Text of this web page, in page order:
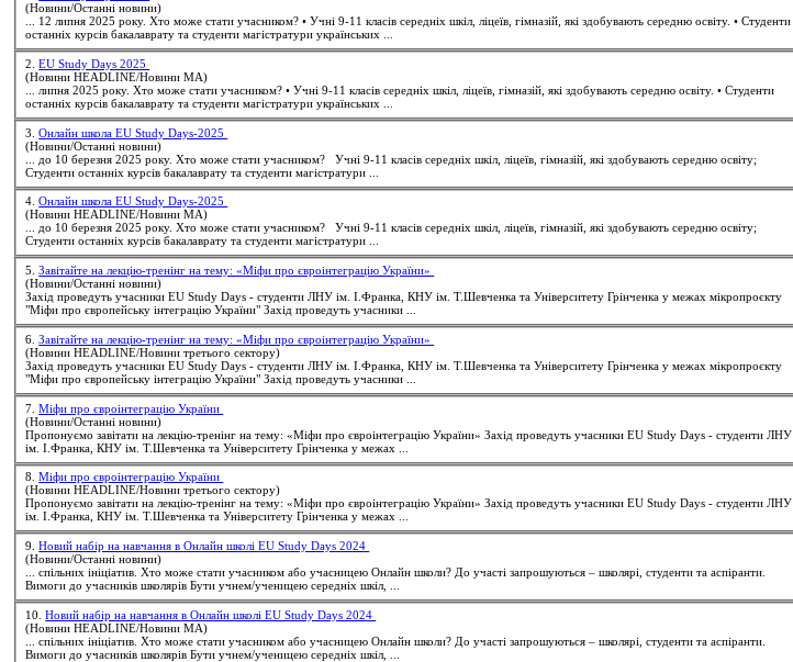
(Новини/Останні новини)
... 12 липня 2025 року. Хто може стати учасником? • Учні 9-11 класів середніх шкіл, ліцеїв, гімназій, які здобувають середню освіту. •Студенти
останніх курсів бакалаврату тастуденти магістратури українських ...
2.EU Study Days 2025
(Новини HEADLINE/Новини МА)
... липня 2025 року. Хто може стати учасником? • Учні 9-11 класів середніх шкіл, ліцеїв, гімназій, які здобувають середню освіту. •Студенти
останніх курсів бакалаврату тастуденти магістратури українських ...
3.Онлайн школа EU Study Days-2025
(Новини/Останні новини)
... до 10 березня 2025 року. Хто може стати учасником? Учні 9-11 класів середніх шкіл, ліцеїв, гімназій, які здобувають середню освіту;
Студенти останніх курсів бакалаврату тастуденти магістратури ...
4.Онлайн школа EU Study Days-2025
(Новини HEADLINE/Новини МА)
... до 10 березня 2025 року. Хто може стати учасником? Учні 9-11 класів середніх шкіл, ліцеїв, гімназій, які здобувають середню освіту;
Студенти останніх курсів бакалаврату тастуденти магістратури ...
5.Завітайте на лекцію-тренінг на тему: «Міфи про євроінтеграцію України»
(Новини/Останні новини)
Захід проведуть учасники EU Study Days -студенти ЛНУ ім. І.Франка, КНУ ім. Т.Шевченка та Університету Грінченка у межах мікропроєкту
"Міфи про європейську інтеграцію України" Захід проведуть учасники ...
6.Завітайте на лекцію-тренінг на тему: «Міфи про євроінтеграцію України»
(Новини HEADLINE/Новини третього сектору)
Захід проведуть учасники EU Study Days -студенти ЛНУ ім. І.Франка, КНУ ім. Т.Шевченка та Університету Грінченка у межах мікропроєкту
"Міфи про європейську інтеграцію України" Захід проведуть учасники ...
7.Міфи про євроінтеграцію України
(Новини/Останні новини)
Пропонуємо завітати на лекцію-тренінг на тему: «Міфи про євроінтеграцію України» Захід проведуть учасники EU Study Days -студенти ЛНУ
ім. І.Франка, КНУ ім. Т.Шевченка та Університету Грінченка у межах ...
8.Міфи про євроінтеграцію України
(Новини HEADLINE/Новини третього сектору)
Пропонуємо завітати на лекцію-тренінг на тему: «Міфи про євроінтеграцію України» Захід проведуть учасники EU Study Days -студенти ЛНУ
ім. І.Франка, КНУ ім. Т.Шевченка та Університету Грінченка у межах ...
9.Новий набір на навчання в Онлайн школі EU Study Days 2024
(Новини/Останні новини)
... спільних ініціатив. Хто може стати учасником або учасницею Онлайн школи? До участі запрошуються – школярі,студенти та аспіранти.
Вимоги до учасників школярів Бути учнем/ученицею середніх шкіл, ...
10.Новий набір на навчання в Онлайн школі EU Study Days 2024
(Новини HEADLINE/Новини МА)
... спільних ініціатив. Хто може стати учасником або учасницею Онлайн школи? До участі запрошуються – школярі,студенти та аспіранти.
Вимоги до учасників школярів Бути учнем/ученицею середніх шкіл, ...